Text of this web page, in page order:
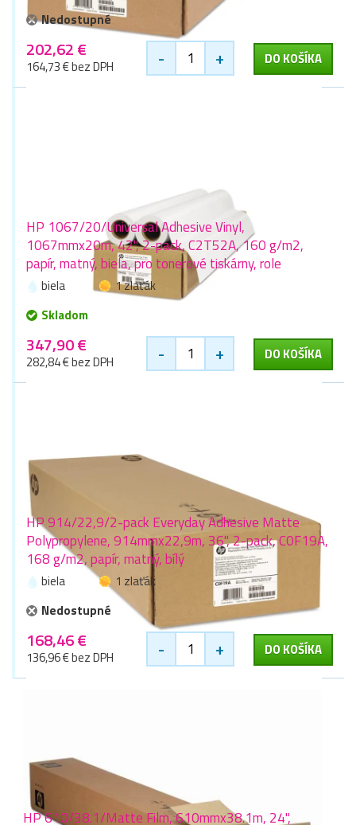
Nedostupné
202,62 €
164,73 € bez DPH - + DO KOŠÍKA
HP 1067/20/Universal Adhesive Vinyl,
1067mmx20m, 42", 2-pack, C2T52A, 160 g/m2,
papír, matný, biela, pro tonerové tiskárny, role
biela
1 zlaťák
Skladom
347,90 €
282,84 € bez DPH - + DO KOŠÍKA
HP 914/22,9/2-pack Everyday Adhesive Matte
Polypropylene, 914mmx22,9m, 36", 2-pack, C0F19A,
168 g/m2, papír, matný, bílý
biela
1 zlaťák
Nedostupné
168,46 €
136,96 € bez DPH - + DO KOŠÍKA
HP 610/38.1/Matte Film, 610mmx38.1m, 24",